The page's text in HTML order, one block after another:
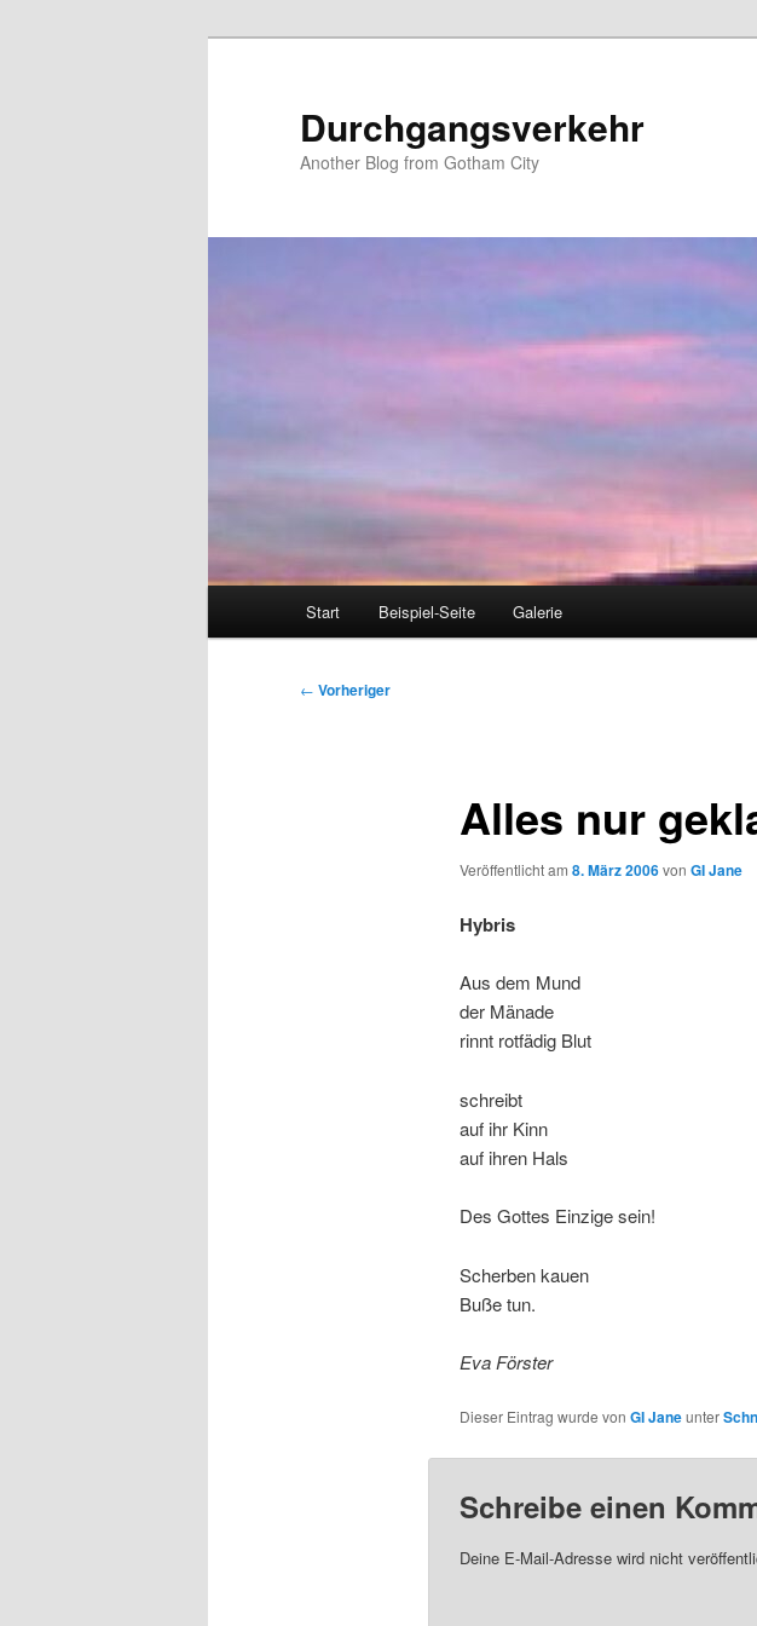
Durchgangsverkehr
Another Blog from Gotham City
Start Beispiel-Seite Galerie
Beitragsnavigation
← Vorheriger
Alles nur
Veröffentlicht am 8. März 2006von GI Jane
Hybris
Aus dem Mund
der Mänade
rinnt rotfädig Blut
schreibt
auf ihr Kinn
auf ihren Hals
Des Gottes Einzige sein!
Scherben kauen
Buße tun.
Eva Förster
Dieser Eintrag wurde von GI Janeunter
Schreibe einen
Deine E-Mail-Adresse wird nicht